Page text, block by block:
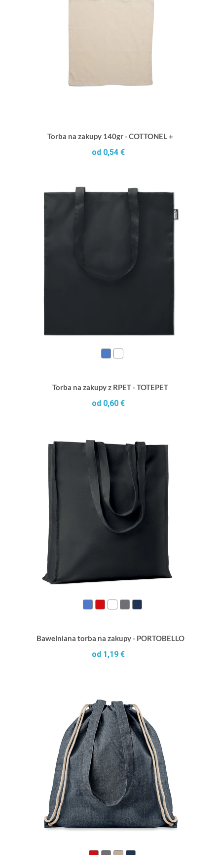
Torba na zakupy 140gr - COTTONEL +
od 0,54 €
Torba na zakupy z RPET - TOTEPET
od 0,60 €
Bawelniana torba na zakupy - PORTOBELLO
od 1,19 €